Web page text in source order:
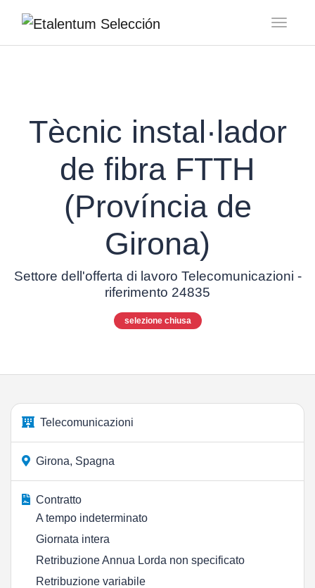
Tècnic instal·lador
de fibra FTTH
(Província de
Girona)
Settore dell'offerta di lavoro Telecomunicazioni -
riferimento 24835
selezione chiusa
Telecomunicazioni
Girona, Spagna
Contratto
A tempo indeterminato
Giornata intera
Retribuzione Annua Lorda non specificato
Retribuzione variabile